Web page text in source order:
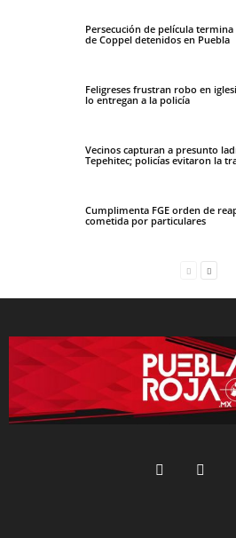
Persecución de película
de Coppel detenidos en Puebla
Feligreses frustran robo en
lo entregan a la policía
Vecinos capturan a presunto
Tepehitec; policías evitaron la
Cumplimenta FGE orden de
cometida por particulares